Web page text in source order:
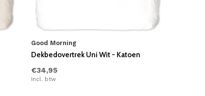
Good Morning
Dekbedovertrek Uni Wit - Katoen
€34,95
Incl. btw